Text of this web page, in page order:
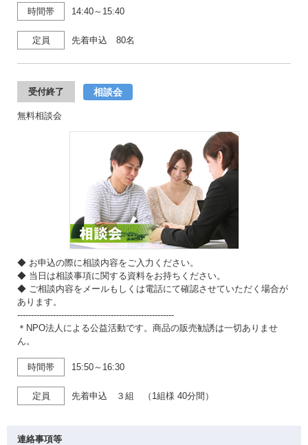
時間帯 14:40～15:40
定員 先着申込 80名
受付終了 相談会
無料相談会
◆ お申込の際に相談内容をご入力ください。
◆ 当日は相談事項に関する資料をお持ちください。
◆ ご相談内容をメールもしくは電話にて確認させていただく場合が
あります。
---------------------------------------------------------
＊NPO法人による公益活動です。商品の販売勧誘は一切ありませ
ん。
時間帯 15:50～16:30
定員 先着申込 ３組 （1組様 40分間）
連絡事項等